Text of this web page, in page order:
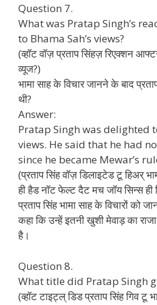
Question 7.
What was Pratap Singh’s
to Bhama Sah’s views?
(व्हॉट वॉज़ प्रताप सिंहज़ रिएक्शन
व्यूज?)
भामा साह के विचार जानने के बाद
थी?
Answer:
Pratap Singh was delighted
views. He said that he had
since he became Mewar’s
(प्रताप सिंह वॉज़ डिलाइटेड टू हिअर्
ही हैड नॉट फेल्ट दैट मच जॉय सिन्स
प्रताप सिंह भामा साह के विचारों को
कहा कि उन्हें इतनी खुशी मेवाड़ का
है।
Question 8.
What title did Pratap Singh
(व्हॉट टाइट्ल् डिड प्रताप सिंह गिव टू